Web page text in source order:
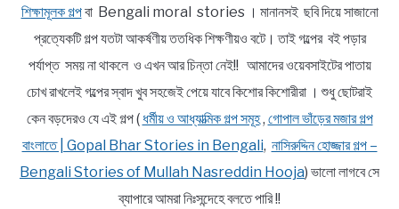
শিক্ষামূলক গল্পবা Bengali moral stories । মানানসই ছবি দিয়ে সাজানো
প্রত্যেকটি গল্প যতটা আকর্ষণীয় ততধিক শিক্ষণীয়ও বটে। তাই গল্পের বই পড়ার
পর্যাপ্ত সময় না থাকলে ও এখন আর চিন্তা নেই!! আমাদের ওয়েবসাইটের পাতায়
চোখ রাখলেই গল্পের স্বাদ খুব সহজেই পেয়ে যাবে কিশোর কিশোরীরা । শুধু ছোটরাই
কেন বড়দেরও যে এই গল্প ( ধর্মীয় ও আধ্যাত্মিক গল্প সমূহ, গোপাল ভাঁড়ের মজার গল্প
বাংলাতে | Gopal Bhar Stories in Bengali, নাসিরুদ্দিন হোজ্জার গল্প –
Bengali Stories of Mullah Nasreddin Hooja) ভালো লাগবে সে
ব্যাপারে আমরা নিঃসন্দেহে বলতে পারি !!